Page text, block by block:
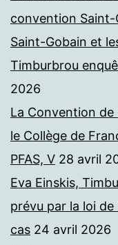
convention Saint-
Saint-Gobain et
Timburbrou
2026
La Convention
le Collège de
PFAS, V 28 avril
Eva Einskis,
prévu par la loi
cas 24 avril 2026